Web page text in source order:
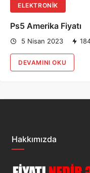
ELEKTRONIK
Ps5 Amerika Fiyatı
5 Nisan 2023
DEVAMINI OKU
Hakkımızda